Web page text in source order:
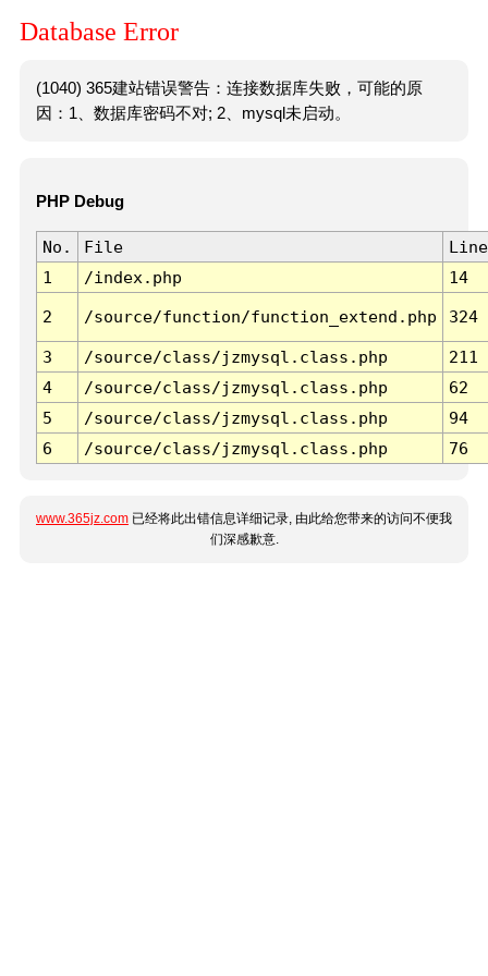
Database Error
(1040) 365建站错误警告：连接数据库失败，可能的原
因：1、数据库密码不对; 2、mysql未启动。
PHP Debug
No. File
Line
1
/index.php 14
2 /source/function/function_extend.php 324
3 /source/class/jzmysql.class.php
211
4
/source/class/jzmysql.class.php
62
5
/source/class/jzmysql.class.php
94
6
/source/class/jzmysql.class.php 76
www.365jz.com 已经将此出错信息详细记录, 由此给您带来的访问不便我
们深感歉意.